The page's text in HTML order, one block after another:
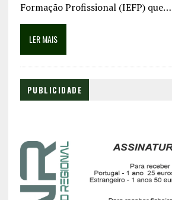
Formação Profissional (IEFP) que…
LER MAIS
PUBLICIDADE